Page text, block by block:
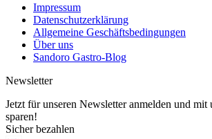
Impressum
Datenschutzerklärung
Allgemeine Geschäftsbedingungen
Über uns
Sandoro Gastro-Blog
Newsletter
Jetzt für unseren Newsletter anmelden und mit
sparen!
Sicher bezahlen